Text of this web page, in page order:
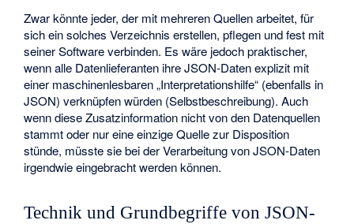
Zwar könnte jeder, der mit mehreren Quellen arbeitet, für
sich ein solches Verzeichnis erstellen, pflegen und fest mit
seiner Software verbinden. Es wäre jedoch praktischer,
wenn alle Datenlieferanten ihre JSON-Daten explizit mit
einer maschinenlesbaren „Interpretationshilfe“ (ebenfalls in
JSON) verknüpfen würden (Selbstbeschreibung). Auch
wenn diese Zusatzinformation nicht von den Datenquellen
stammt oder nur eine einzige Quelle zur Disposition
stünde, müsste sie bei der Verarbeitung von JSON-Daten
irgendwie eingebracht werden können.
Technik und Grundbegriffe von JSON-